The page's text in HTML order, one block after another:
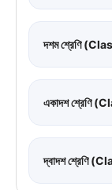
দশম শ্রেণি
একাদশ শ্রেণি
দ্বাদশ শ্রেণি